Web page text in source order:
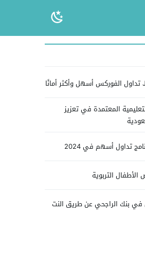
المعتمدة في تعزيز
تداول أسهم في 2024
التربوية
في بنك الراجحي عن طريق النت